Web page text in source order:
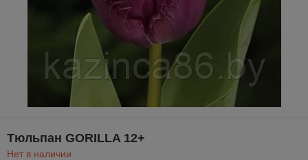
Тюльпан GORILLA 12+
Нет в наличии